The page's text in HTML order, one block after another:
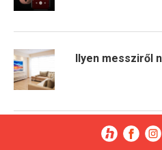
Ilyen messziről